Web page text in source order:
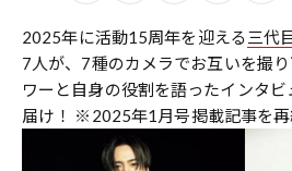
2025年に活動15周年を迎える三代
7人が、7種のカメラでお互いを撮
ワーと自身の役割を語ったインタ
届け！ ※2025年1月号掲載記事を再